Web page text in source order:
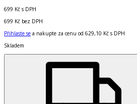
699 Kč s DPH
699 Kč bez DPH
Přihlaste se a nakupte za cenu od 629,10 Kč s DPH
Skladem